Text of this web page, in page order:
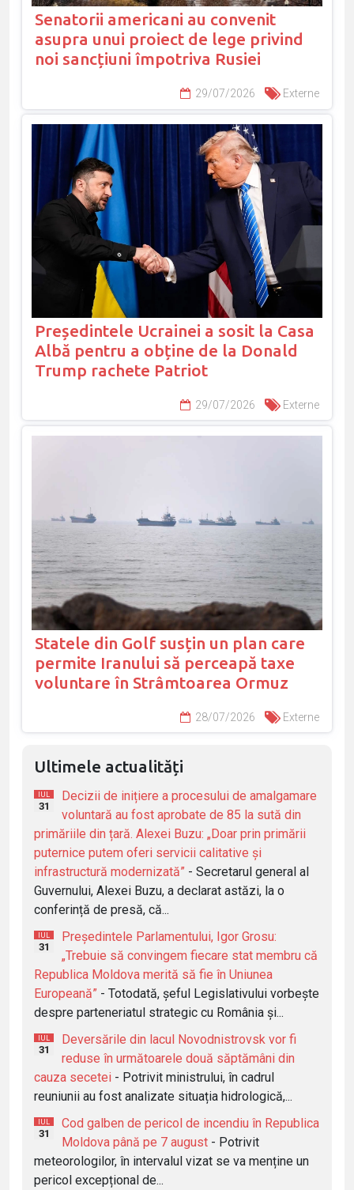
Senatorii americani au convenit
asupra unui proiect de lege privind
noi sancțiuni împotriva Rusiei
29/07/2026 Externe
Președintele Ucrainei a sosit la Casa
Albă pentru a obține de la Donald
Trump rachete Patriot
29/07/2026 Externe
Statele din Golf susțin un plan care
permite Iranului să perceapă taxe
voluntare în Strâmtoarea Ormuz
28/07/2026 Externe
Ultimele actualități
IUL
31
Decizii de inițiere a procesului de amalgamare
voluntară au fost aprobate de 85 la sută din
primăriile din țară. Alexei Buzu: „Doar prin primării
puternice putem oferi servicii calitative și
infrastructură modernizată” - Secretarul general al
Guvernului, Alexei Buzu, a declarat astăzi, la o
conferință de presă, că...
IUL
31
Președintele Parlamentului, Igor Grosu:
„Trebuie să convingem fiecare stat membru că
Republica Moldova merită să fie în Uniunea
Europeană” - Totodată, șeful Legislativului vorbește
despre parteneriatul strategic cu România și...
IUL
31
Deversările din lacul Novodnistrovsk vor fi
reduse în următoarele două săptămâni din
cauza secetei - Potrivit ministrului, în cadrul
reuniunii au fost analizate situația hidrologică,...
IUL
31
Cod galben de pericol de incendiu în Republica
Moldova până pe 7 august - Potrivit
meteorologilor, în intervalul vizat se va menține un
pericol excepțional de...